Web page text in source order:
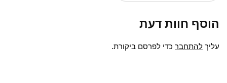
הוסף חוות דעת
עליך להתחבר כדי לפרסם ביקורת.